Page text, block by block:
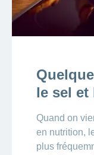
le sel et
Quand on
en nutrition,
plus